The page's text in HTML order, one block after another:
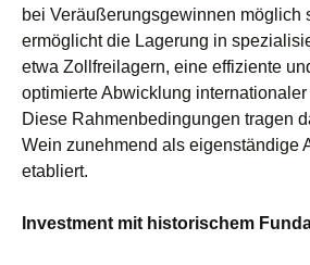
bei Veräußerungsgewinnen möglich
ermöglicht die Lagerung in
etwa Zollfreilagern, eine effiziente
optimierte Abwicklung
Diese Rahmenbedingungen tragen
Wein zunehmend als eigenständige
etabliert.
Investment mit historischem